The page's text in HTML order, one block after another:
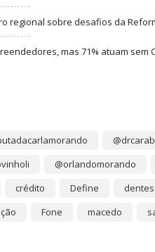
regional sobre desafios da
mas 71% atuam sem
@orlandomorando
crédito Define
dentes
Fone macedo